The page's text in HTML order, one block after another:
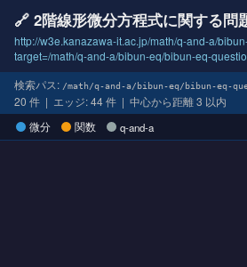
🔗 2階線形微分方程式に関する問
http://w3e.kanazawa-it.ac.jp/math/q-and-a/
target=/math/q-and-a/bibun-eq/bibun-eq-
検索パス: /math/q-and-a/bibun-eq/bibun-eq-
20 件 | エッジ: 44 件 | 中心から距離 3 以内
微分 関数 q-and-a